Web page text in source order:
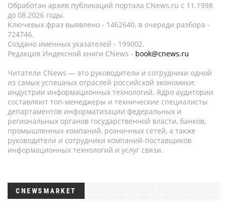
Обработан архив публикаций портала CNews.ru c 11.1998
до 08.2026 годы.
Ключевых фраз выявлено - 1462640, в очереди разбора -
724746.
Создано именных указателей - 199002.
Редакция Индексной книги CNews - book@cnews.ru
Читатели CNews — это руководители и сотрудники одной
из самых успешных отраслей российской экономики:
индустрии информационных технологий. Ядро аудитории
составляют топ-менеджеры и технические специалисты
департаментов информатизации федеральных и
региональных органов государственной власти, банков,
промышленных компаний, розничных сетей, а также
руководители и сотрудники компаний-поставщиков
информационных технологий и услуг связи.
CNEWSMARKET